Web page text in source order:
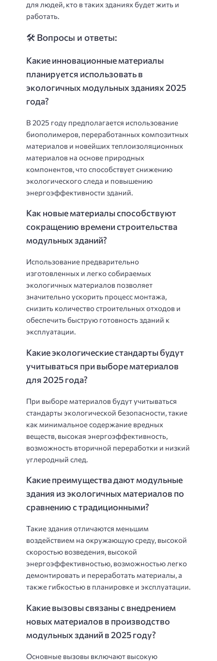
для людей, кто в таких зданиях будет жить и
работать.
🛠️ Вопросы и ответы:
Какие инновационные материалы
планируется использовать в
экологичных модульных зданиях 2025
года?
В 2025 году предполагается использование
биополимеров, переработанных композитных
материалов и новейших теплоизоляционных
материалов на основе природных
компонентов, что способствует снижению
экологического следа и повышению
энергоэффективности зданий.
Как новые материалы способствуют
сокращению времени строительства
модульных зданий?
Использование предварительно
изготовленных и легко собираемых
экологичных материалов позволяет
значительно ускорить процесс монтажа,
снизить количество строительных отходов и
обеспечить быструю готовность зданий к
эксплуатации.
Какие экологические стандарты будут
учитываться при выборе материалов
для 2025 года?
При выборе материалов будут учитываться
стандарты экологической безопасности, такие
как минимальное содержание вредных
веществ, высокая энергоэффективность,
возможность вторичной переработки и низкий
углеродный след.
Какие преимущества дают модульные
здания из экологичных материалов по
сравнению с традиционными?
Такие здания отличаются меньшим
воздействием на окружающую среду, высокой
скоростью возведения, высокой
энергоэффективностью, возможностью легко
демонтировать и переработать материалы, а
также гибкостью в планировке и эксплуатации.
Какие вызовы связаны с внедрением
новых материалов в производство
модульных зданий в 2025 году?
Основные вызовы включают высокую